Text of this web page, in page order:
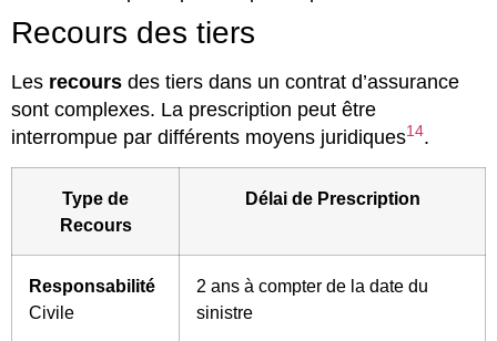
Recours des tiers
Les recours des tiers dans un contrat d’assurance
sont complexes. La prescription peut être
interrompue par différents moyens juridiques14.
Type de
Recours
Délai de Prescription
Responsabilité
Civile
2 ans à compter de la date du
sinistre